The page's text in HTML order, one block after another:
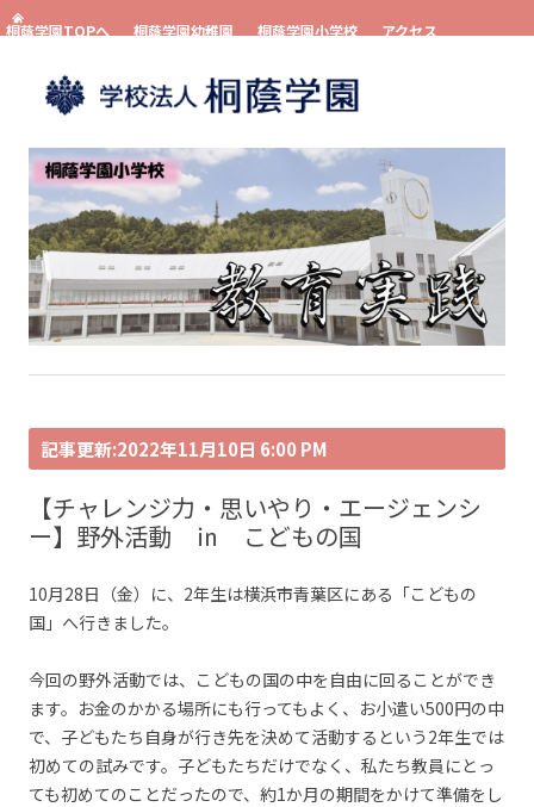
桐蔭学園TOPへ 桐蔭学園幼稚園 桐蔭学園小学校
アクセス
コンテンツへスキップ
記事更新:2022年11月10日 6:00 PM
【チャレンジ力・思いやり・エージェンシ
ー】野外活動 ㏌ こどもの国
10月28日（金）に、2年生は横浜市青葉区にある「こどもの
国」へ行きました。
今回の野外活動では、こどもの国の中を自由に回ることができ
ます。お金のかかる場所にも行ってもよく、お小遣い500円の中
で、子どもたち自身が行き先を決めて活動するという2年生では
初めての試みです。子どもたちだけでなく、私たち教員にとっ
ても初めてのことだったので、約1か月の期間をかけて準備をし